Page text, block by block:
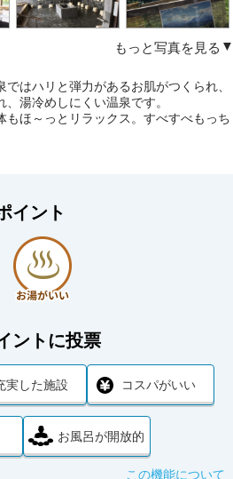
もっと写真を見る
はハリと弾力があるお肌がつくられ、
湯冷めしにくい温泉です。
ほ～っとリラックス。すべすべもっち
イント
ントに投票
実した施設 コスパがいい
お風呂が開放的
この機能について